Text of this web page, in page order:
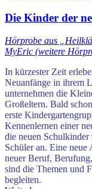
Die Kinder der
Hörprobe aus
MyEric (weitere
In kürzester Zeit
Neuanfänge in ihrem
unternehmen die
Großeltern. Bald
erste
Kennenlernen einer
die neuen
Schüler an. Eine neue
neuer Beruf,
sind die Themen und
begleiten.